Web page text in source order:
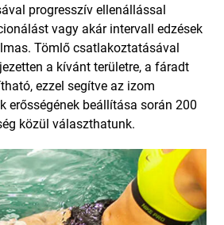
progresszív ellenállással
vagy akár intervall edzések
Tömlő csatlakoztatásával
a kívánt területre, a fáradt
ezzel segítve az izom
erősségének beállítása során 200
közül választhatunk.